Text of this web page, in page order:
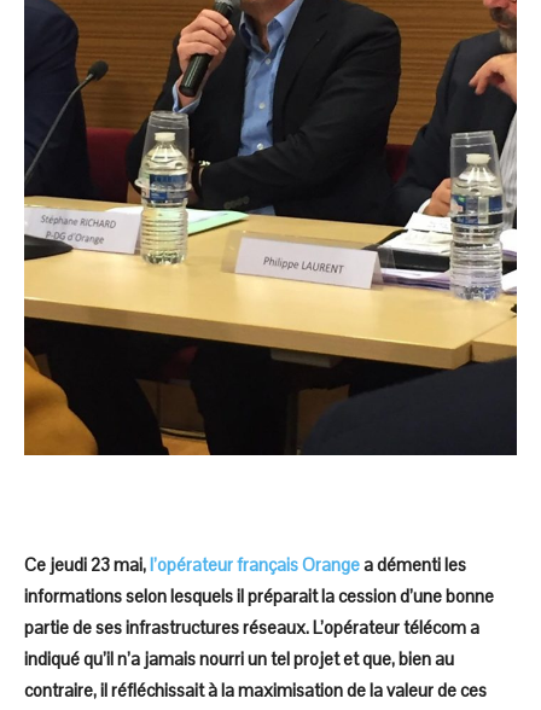
Ce jeudi 23 mai,l’opérateur français Orangea démenti les
informations selon lesquels il préparait la cession d’une bonne
partie de ses infrastructures réseaux. L’opérateur télécom a
indiqué qu’il n’a jamais nourri un tel projet et que, bien au
contraire, il réfléchissait à la maximisation de la valeur de ces